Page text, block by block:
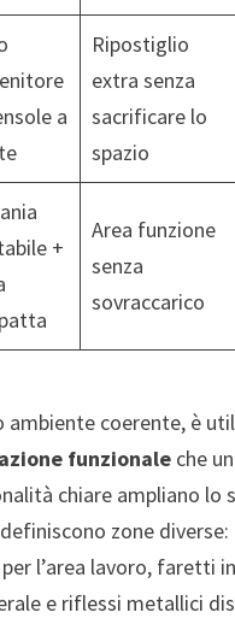
a
Ripostiglio
extra senza
sacrificare lo
spazio
+
Area funzione
senza
sovraccarico
ambiente coerente, è
funzionaleche
chiare ampliano lo
zone diverse:
l’area lavoro, faretti
e riflessi metallici